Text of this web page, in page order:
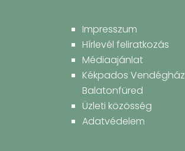
Impresszum
Hírlevél feliratkozás
Médiaajánlat
Kékpados Vendégház
Balatonfüred
Üzleti közösség
Adatvédelem